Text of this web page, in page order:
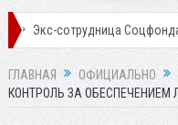
Соцфонда получила
ГЛАВНАЯ ОФИЦИАЛЬНО
КОНТРОЛЬ ЗА